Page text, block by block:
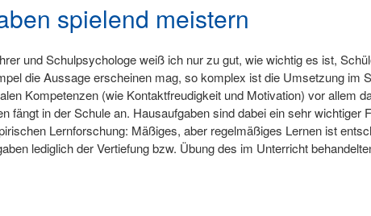
spielend meistern
und Schulpsychologe weiß ich nur zu gut, wie wichtig es ist,
die Aussage erscheinen mag, so komplex ist die Umsetzung im
Kompetenzen (wie Kontaktfreudigkeit und Motivation) vor allem
fängt in der Schule an. Hausaufgaben sind dabei ein sehr wichtiger
Lernforschung: Mäßiges, aber regelmäßiges Lernen ist
lediglich der Vertiefung bzw. Übung des im Unterricht